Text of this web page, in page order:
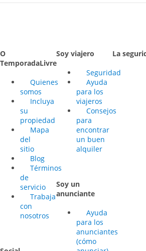
O
TemporadaLivre
Quienes
somos
Incluya
su
propiedad
Mapa
del
sitio
Blog
Términos
de
servicio
Trabaja
con
nosotros
Soy viajero
Seguridad
Ayuda
para los
viajeros
Consejos
para
encontrar
un buen
alquiler
Soy un
anunciante
Ayuda
para los
anunciantes
(cómo
La